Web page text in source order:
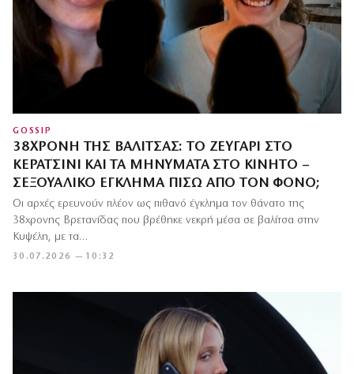
GOSSIP
38ΧΡΟΝΗ ΤΗΣ ΒΑΛΊΤΣΑΣ: ΤΟ ΖΕΥΓΆΡΙ ΣΤΟ
ΚΕΡΑΤΣΊΝΙ ΚΑΙ ΤΑ ΜΗΝΎΜΑΤΑ ΣΤΟ ΚΙΝΗΤΌ –
ΣΕΞΟΥΑΛΙΚΌ ΈΓΚΛΗΜΑ ΠΊΣΩ ΑΠΌ ΤΟΝ ΦΌΝΟ;
30.07.2026 — 10:32
Οι αρχές ερευνούν πλέον ως πιθανό έγκλημα τον θάνατο της
38χρονης Βρετανίδας που βρέθηκε νεκρή μέσα σε βαλίτσα στην
Κυψέλη, με τα…